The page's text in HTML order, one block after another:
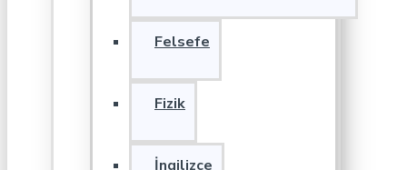
Felsefe
Fizik
İngilizce